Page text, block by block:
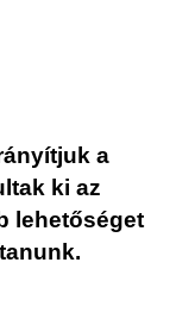
a
ki az
lehetőséget